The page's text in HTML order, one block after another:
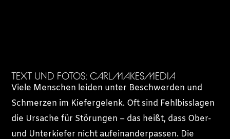
TEXT UND FOTOS: CARLMAKESMEDIA
Viele Menschen leiden unter Beschwerden und
Schmerzen im Kiefergelenk. Oft sind Fehlbisslagen
die Ursache für Störungen – das heißt, dass Ober-
und Unterkiefer nicht aufeinanderpassen. Die